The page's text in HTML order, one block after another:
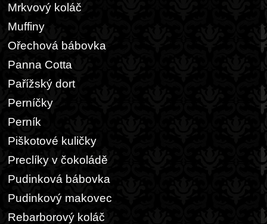
Mrkvový koláč
Muffiny
Ořechová bábovka
Panna Cotta
Pařížský dort
Perníčky
Perník
Piškotové kuličky
Preclíky v čokoládě
Pudinková bábovka
Pudinkový makovec
Rebarborový koláč